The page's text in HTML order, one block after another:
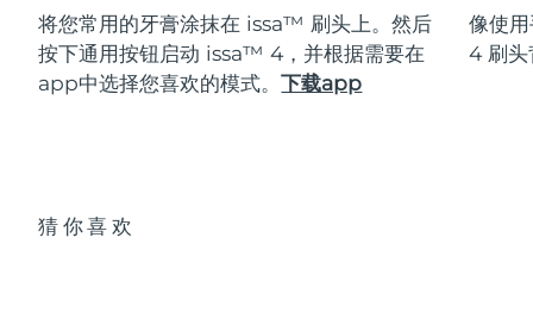
将您常用的牙膏涂抹在 issa™ 刷头上。然后
按下通用按钮启动 issa™ 4，并根据需要在
app中选择您喜欢的模式。下载app
像使
4 刷头
猜你喜欢